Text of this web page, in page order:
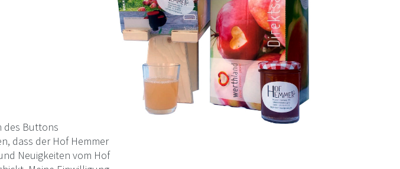
des Buttons
dass der Hof Hemmer
Neuigkeiten vom Hof